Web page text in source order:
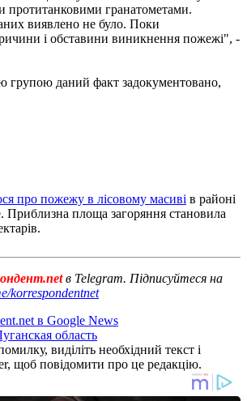
протитанковими гранатометами.
виявлено не було. Поки
і обставини виникнення пожежі", -
групою даний факт задокументовано,
про пожежу в лісовому масиві в районі
площа загоряння становила
в Telegram. Підписуйтеся на
korrespondentnet
в Google News
область
виділіть необхідний текст і
щоб повідомити про це редакцію.